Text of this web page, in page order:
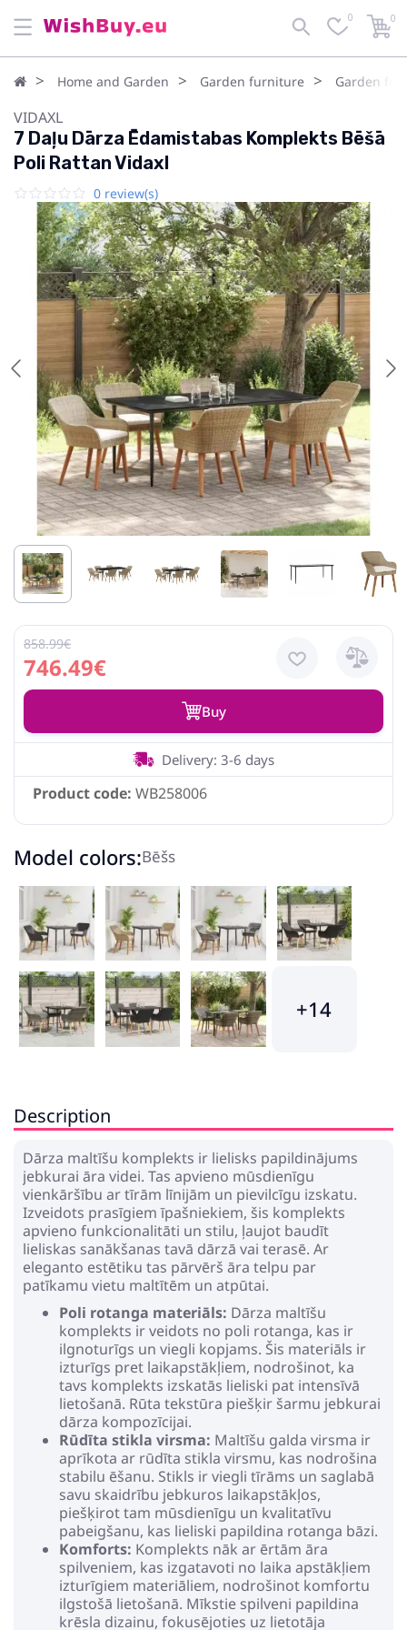
0 0
Home and Garden Garden furniture Garden
VIDAXL
7 Daļu Dārza Ēdamistabas Komplekts Bēšā
Poli Rattan Vidaxl
0 review(s)
746.49€
858.99€
Buy
Product code: WB258006
Delivery: 3-6 days
Model colors:Bēšs
+14
Description
Dārza maltīšu komplekts ir lielisks papildinājums
jebkurai āra videi. Tas apvieno mūsdienīgu
vienkāršību ar tīrām līnijām un pievilcīgu izskatu.
Izveidots prasīgiem īpašniekiem, šis komplekts
apvieno funkcionalitāti un stilu, ļaujot baudīt
lieliskas sanākšanas tavā dārzā vai terasē. Ar
eleganto estētiku tas pārvērš āra telpu par
patīkamu vietu maltītēm un atpūtai.
Poli rotanga materiāls: Dārza maltīšu
komplekts ir veidots no poli rotanga, kas ir
ilgnoturīgs un viegli kopjams. Šis materiāls ir
izturīgs pret laikapstākļiem, nodrošinot, ka
tavs komplekts izskatās lieliski pat intensīvā
lietošanā. Rūta tekstūra piešķir šarmu jebkurai
dārza kompozīcijai.
Rūdīta stikla virsma: Maltīšu galda virsma ir
aprīkota ar rūdīta stikla virsmu, kas nodrošina
stabilu ēšanu. Stikls ir viegli tīrāms un saglabā
savu skaidrību jebkuros laikapstākļos,
piešķirot tam mūsdienīgu un kvalitatīvu
pabeigšanu, kas lieliski papildina rotanga bāzi.
Komforts: Komplekts nāk ar ērtām āra
spilveniem, kas izgatavoti no laika apstākļiem
izturīgiem materiāliem, nodrošinot komfortu
ilgstošā lietošanā. Mīkstie spilveni papildina
krēsla dizainu, fokusējoties uz lietotāja